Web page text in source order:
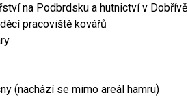
na Podbrdsku a hutnictví v Dobřívě
pracoviště kovářů
(nachází se mimo areál hamru)